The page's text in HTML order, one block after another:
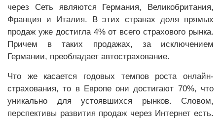
через Сеть являются Германия, Великобритания,
Франция и Италия. В этих странах доля прямых
продаж уже достигла 4% от всего страхового рынка.
Причем в таких продажах, за исключением
Германии, преобладает автострахование.
Что же касается годовых темпов роста онлайн-
страхования, то в Европе они достигают 70%, что
уникально для устоявшихся рынков. Словом,
перспективы развития продаж через Интернет есть.